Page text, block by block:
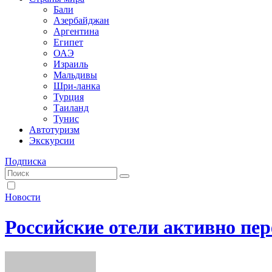
Бали
Азербайджан
Аргентина
Египет
ОАЭ
Израиль
Мальдивы
Шри-ланка
Турция
Таиланд
Тунис
Автотуризм
Экскурсии
Подписка
Новости
Российские отели активно